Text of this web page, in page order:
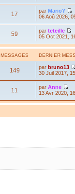
17 par MarioY
06 Aoû 2026,
59 par teteille
05 Oct 2021,
MESSAGES DERNIER
149 par bruno13
30 Juil 2017,
11 par Anne
13 Avr 2020,